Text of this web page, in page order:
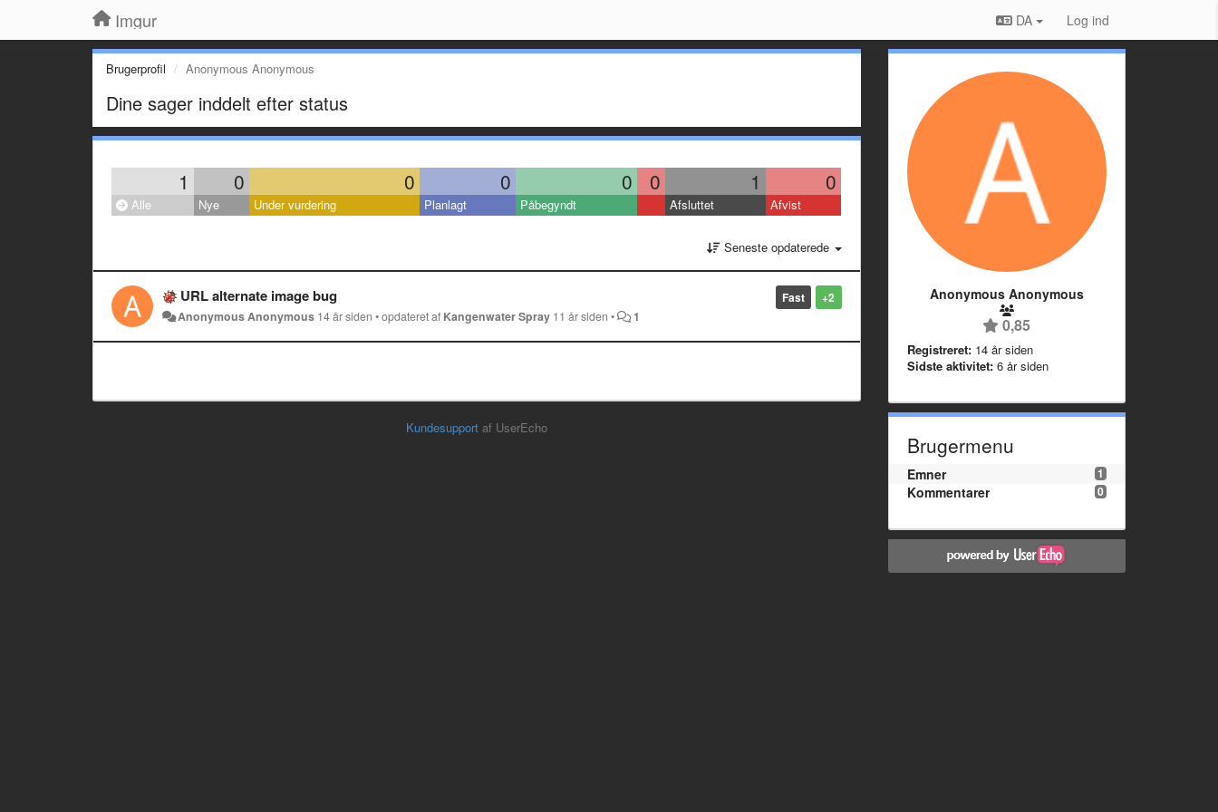
Imgur DA Log ind
Brugerprofil Anonymous Anonymous
Dine sager inddelt efter status
1 0 0 0 0 0 1 0
Alle Nye Under vurdering Planlagt Påbegyndt Afsluttet Afvist
Seneste opdaterede
+2
Fast
URL alternate image bug
Anonymous Anonymous 14 år siden •opdateret af Kangenwater Spray 11 år siden • 1
Kundesupportaf UserEcho
Anonymous Anonymous
0,85
Registreret: 14 år siden
Sidste aktivitet: 6 år siden
Brugermenu
1
Emner
0
Kommentarer